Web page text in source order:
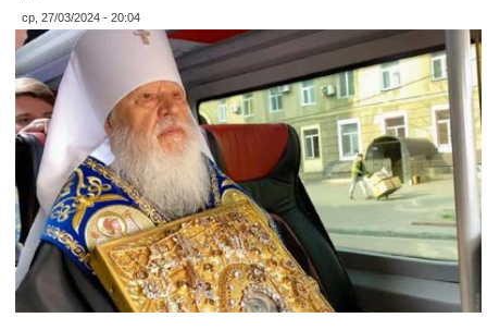
ср, 27/03/2024 - 20:04